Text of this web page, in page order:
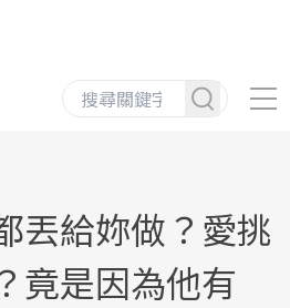
丟給妳做？愛挑
竟是因為他有